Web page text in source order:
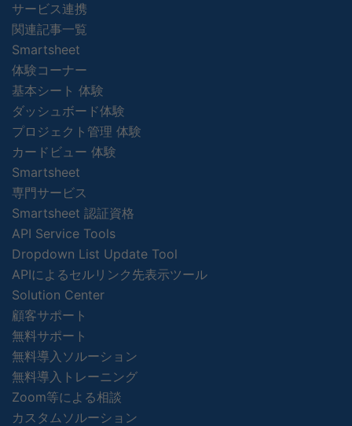
サービス連携
関連記事一覧
Smartsheet
体験コーナー
基本シート 体験
ダッシュボード体験
プロジェクト管理 体験
カードビュー 体験
Smartsheet
専門サービス
Smartsheet 認証資格
API Service Tools
Dropdown List Update Tool
APIによるセルリンク先表示ツール
Solution Center
顧客サポート
無料サポート
無料導入ソルーション
無料導入トレーニング
Zoom等による相談
カスタムソルーション